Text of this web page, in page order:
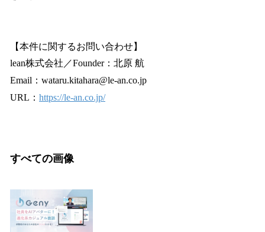
【本件に関するお問い合わせ】
lean株式会社／Founder：北原 航
Email：wataru.kitahara@le-an.co.jp
URL： https://le-an.co.jp/
すべての画像